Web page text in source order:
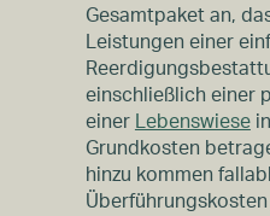
Gesamtpaket an,
Leistungen einer
einschließlich einer
einer
Lebenswiesein
Grundkosten
hinzu kommen